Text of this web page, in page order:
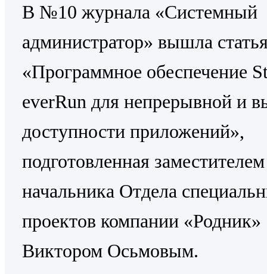
В №10 журнала «Системный
администратор» вышла
«Программное обеспечение
everRun для непрерывной и
доступности приложений»,
подготовленная заместителем
начальника Отдела
проектов компании «Родник»
Виктором Осьмовым.